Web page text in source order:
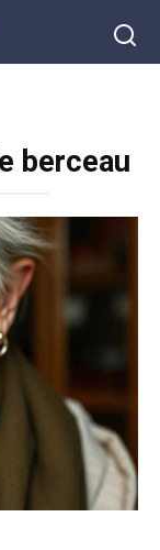
berceau